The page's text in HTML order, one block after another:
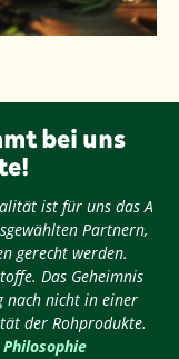
bei uns
ist für uns das A
Partnern,
gerecht werden.
Das Geheimnis
nach nicht in einer
der Rohprodukte.